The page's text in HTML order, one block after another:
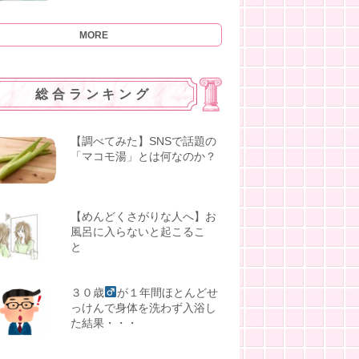
MORE
総合ランキング
【調べてみた】SNSで話題の
「マコモ湯」とは何なのか？
【めんどくさがりな人へ】お
風呂に入らないと起こるこ
と
３０歳
が１年間ほとんどせ
っけんで身体を洗わず入浴し
た結果・・・